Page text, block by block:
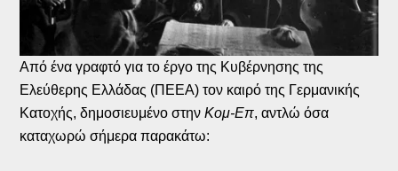
Από ένα γραφτό για το έργο της Κυβέρνησης της
Ελεύθερης Ελλάδας (ΠΕΕΑ) τον καιρό της Γερμανικής
Κατοχής, δημοσιευμένο στηνΚομ-Επ, αντλώ όσα
καταχωρώ σήμερα παρακάτω: